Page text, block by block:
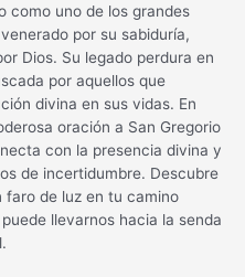
como uno de los grandes
por su sabiduría,
Dios. Su legado perdura en
por aquellos que
divina en sus vidas. En
oración a San Gregorio
con la presencia divina y
de incertidumbre. Descubre
faro de luz en tu camino
llevarnos hacia la senda